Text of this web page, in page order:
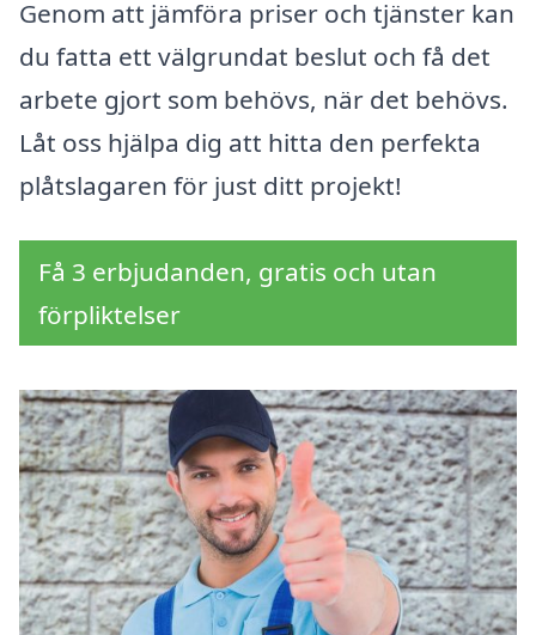
Genom att jämföra priser och tjänster kan
du fatta ett välgrundat beslut och få det
arbete gjort som behövs, när det behövs.
Låt oss hjälpa dig att hitta den perfekta
plåtslagaren för just ditt projekt!
Få 3 erbjudanden, gratis och utan
förpliktelser